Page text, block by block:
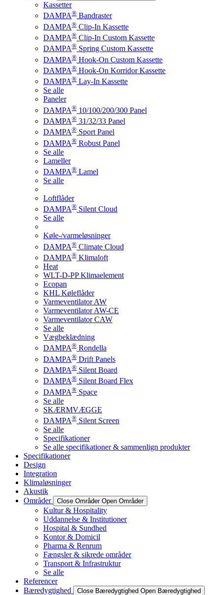
Kassetter
DAMPA® Bandraster
DAMPA® Clip-In Kassette
DAMPA® Clip-In Custom Kassette
DAMPA® Spring Custom Kassette
DAMPA® Hook-On Custom Kassette
DAMPA® Hook-On Korridor Kassette
DAMPA® Lay-In Kassette
Se alle
Paneler
DAMPA® 10/100/200/300 Panel
DAMPA® 31/32/33 Panel
DAMPA® Sport Panel
DAMPA® Robust Panel
Se alle
Lameller
DAMPA® Lamel
Se alle
Loftflåder
DAMPA® Silent Cloud
Se alle
Køle-/varmeløsninger
DAMPA® Climate Cloud
DAMPA® Klimaloft
Heat
WLT-D-PP Klimaelement
Ecopan
KHL Køleflåder
Varmeventilator AW
Varmeventilator AW-CE
Varmeventilator CAW
Se alle
Vægbeklædning
DAMPA® Rondella
DAMPA® Drift Panels
DAMPA® Silent Board
DAMPA® Silent Board Flex
DAMPA® Space
Se alle
SKÆRMVÆGGE
DAMPA® Silent Screen
Se alle
Specifikationer
Se alle specifikationer & sammenlign produkter
Specifikationer
Design
Integration
Klimaløsninger
Akustik
Områder
Close Områder Open Områder
Kultur & Hospitality
Uddannelse & Institutioner
Hospital & Sundhed
Kontor & Domicil
Pharma & Renrum
Fængsler & sikrede områder
Transport & Infrastruktur
Se alle
Referencer
Bæredygtighed
Close Bæredygtighed Open Bæredygtighed